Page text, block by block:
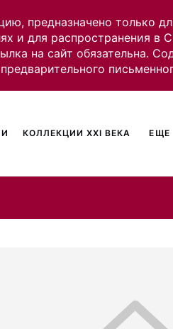
предназначено только
и для распространения в
на сайт обязательна.
КОЛЛЕКЦИИ XXI ВЕКА ЕЩЕ